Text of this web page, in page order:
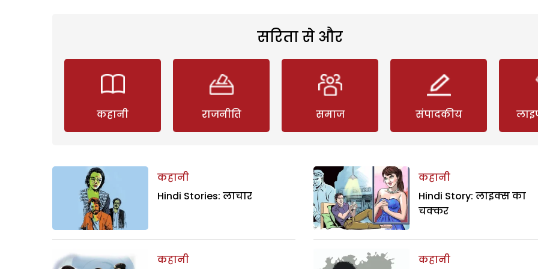
सरिता से और
कहानी राजनीति समाज संपादकीय
कहानी
Hindi Stories: लाचार
कहानी
कहानी
Hindi Story: लाइक्स का
चक्कर
कहानी